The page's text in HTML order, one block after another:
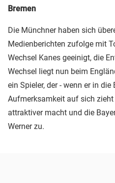
Bremen
Die Münchner haben sich
Medienberichten zufolge mit
Wechsel Kanes geeinigt, die
Wechsel liegt nun beim
ein Spieler, der - wenn er in
Aufmerksamkeit auf sich
attraktiver macht und die
Werner zu.